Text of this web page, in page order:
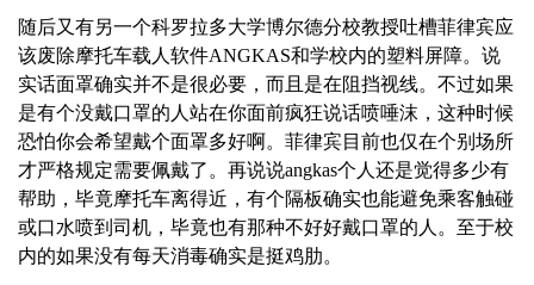
随后又有另一个科罗拉多大学博尔德分校教授吐槽菲律宾应
该废除摩托车载人软件ANGKAS和学校内的塑料屏障。说
实话面罩确实并不是很必要，而且是在阻挡视线。不过如果
是有个没戴口罩的人站在你面前疯狂说话喷唾沫，这种时候
恐怕你会希望戴个面罩多好啊。菲律宾目前也仅在个别场所
才严格规定需要佩戴了。再说说angkas个人还是觉得多少有
帮助，毕竟摩托车离得近，有个隔板确实也能避免乘客触碰
或口水喷到司机，毕竟也有那种不好好戴口罩的人。至于校
内的如果没有每天消毒确实是挺鸡肋。